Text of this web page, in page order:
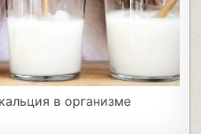
в организме